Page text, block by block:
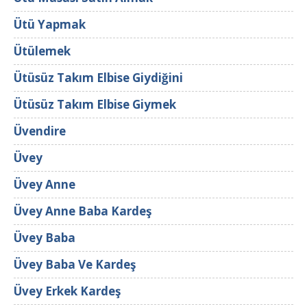
Ütü Yapmak
Ütülemek
Ütüsüz Takım Elbise Giydiğini
Ütüsüz Takım Elbise Giymek
Üvendire
Üvey
Üvey Anne
Üvey Anne Baba Kardeş
Üvey Baba
Üvey Baba Ve Kardeş
Üvey Erkek Kardeş